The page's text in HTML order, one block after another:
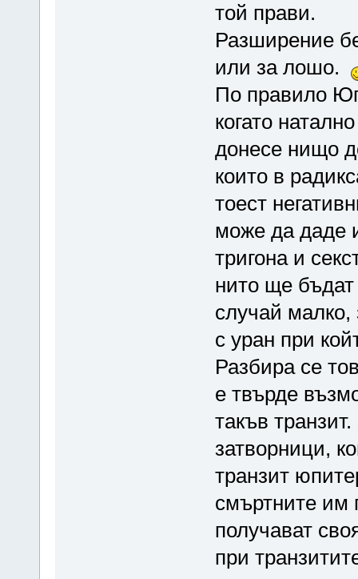
той прави.
Разширение
или за лошо.
По правило
когато
донесе нищо
които в
тоест
може да даде
тригона и
нито ще бъдат
случай малко,
с уран при
Разбира се
е твърде
такъв
затворници,
транзит
смъртните им
получават
при